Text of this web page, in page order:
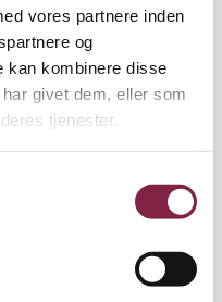
vores partnere inden
og
kan kombinere disse
givet dem, eller som
tjenester.
som en normal
der 20 faste
med, er ikke
det er, fordi de er
har 100
at de skiller
at svare åbent på